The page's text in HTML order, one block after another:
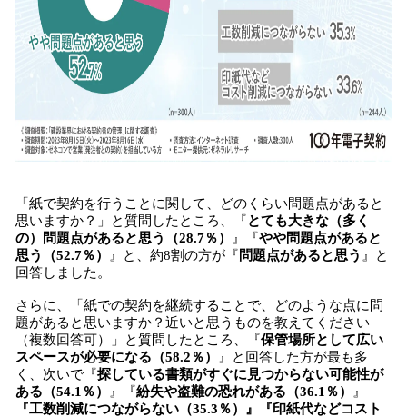
「紙で契約を行うことに関して、どのくらい問題点があると
思いますか？」と質問したところ、『とても大きな（多く
の）問題点があると思う（28.7％）
』『やや問題点があると
思う（52.7％）
』と、約8割の方が『問題点があると思う 』と
回答しました。
さらに、「紙での契約を継続することで、どのような点に問
題があると思いますか？近いと思うものを教えてください
（複数回答可）」と質問したところ、『保管場所として広い
スペースが必要になる（58.2％）
』と回答した方が最も多
く、次いで『探している書類がすぐに見つからない可能性が
ある（54.1％）
』『紛失や盗難の恐れがある（36.1％）
』
『工数削減につながらない（35.3％）』『印紙代などコスト